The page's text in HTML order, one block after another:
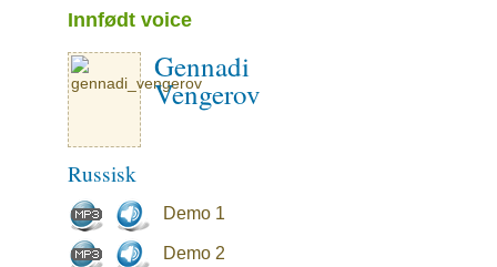
Innfødt voice
Gennadi
Vengerov
Russisk
Demo 1
Demo 2